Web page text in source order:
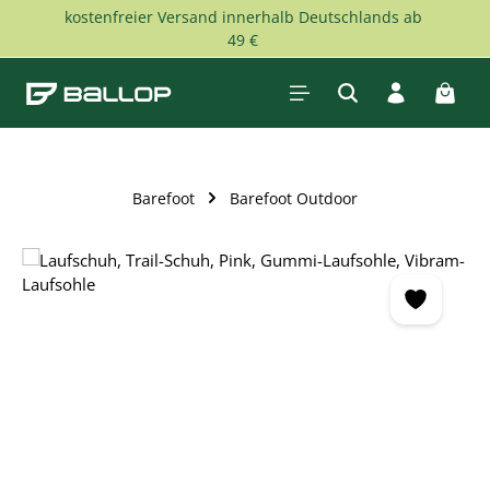
Zum Hauptinhalt springen
kostenfreier Versand innerhalb Deutschlands ab
49 €
Barefoot Barefoot Outdoor
Bildergalerie überspringen